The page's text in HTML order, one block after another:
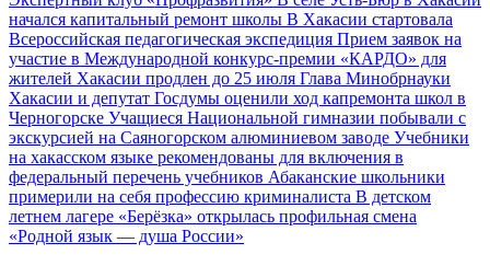
начался капитальный ремонт школы В Хакасии стартовала
Всероссийская педагогическая экспедиция Прием заявок на
участие в Международной конкурс-премии «КАРДО» для
жителей Хакасии продлен до 25 июля Глава Минобрнауки
Хакасии и депутат Госдумы оценили ход капремонта школ в
Черногорске Учащиеся Национальной гимназии побывали с
экскурсией на Саяногорском алюминиевом заводе Учебники
на хакасском языке рекомендованы для включения в
федеральный перечень учебников Абаканские школьники
примерили на себя профессию криминалиста В детском
летнем лагере «Берёзка» открылась профильная смена
«Родной язык — душа России»